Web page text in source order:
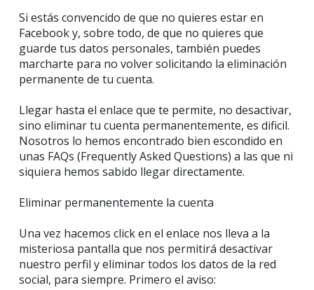
Si estás convencido de que no quieres estar en
Facebook y, sobre todo, de que no quieres que
guarde tus datos personales, también puedes
marcharte para no volver solicitando la eliminación
permanente de tu cuenta.
Llegar hasta el enlace que te permite, no desactivar,
sino eliminar tu cuenta permanentemente, es dificil.
Nosotros lo hemos encontrado bien escondido en
unas FAQs (Frequently Asked Questions) a las que ni
siquiera hemos sabido llegar directamente.
Eliminar permanentemente la cuenta
Una vez hacemos click en el enlace nos lleva a la
misteriosa pantalla que nos permitirá desactivar
nuestro perfil y eliminar todos los datos de la red
social, para siempre. Primero el aviso: